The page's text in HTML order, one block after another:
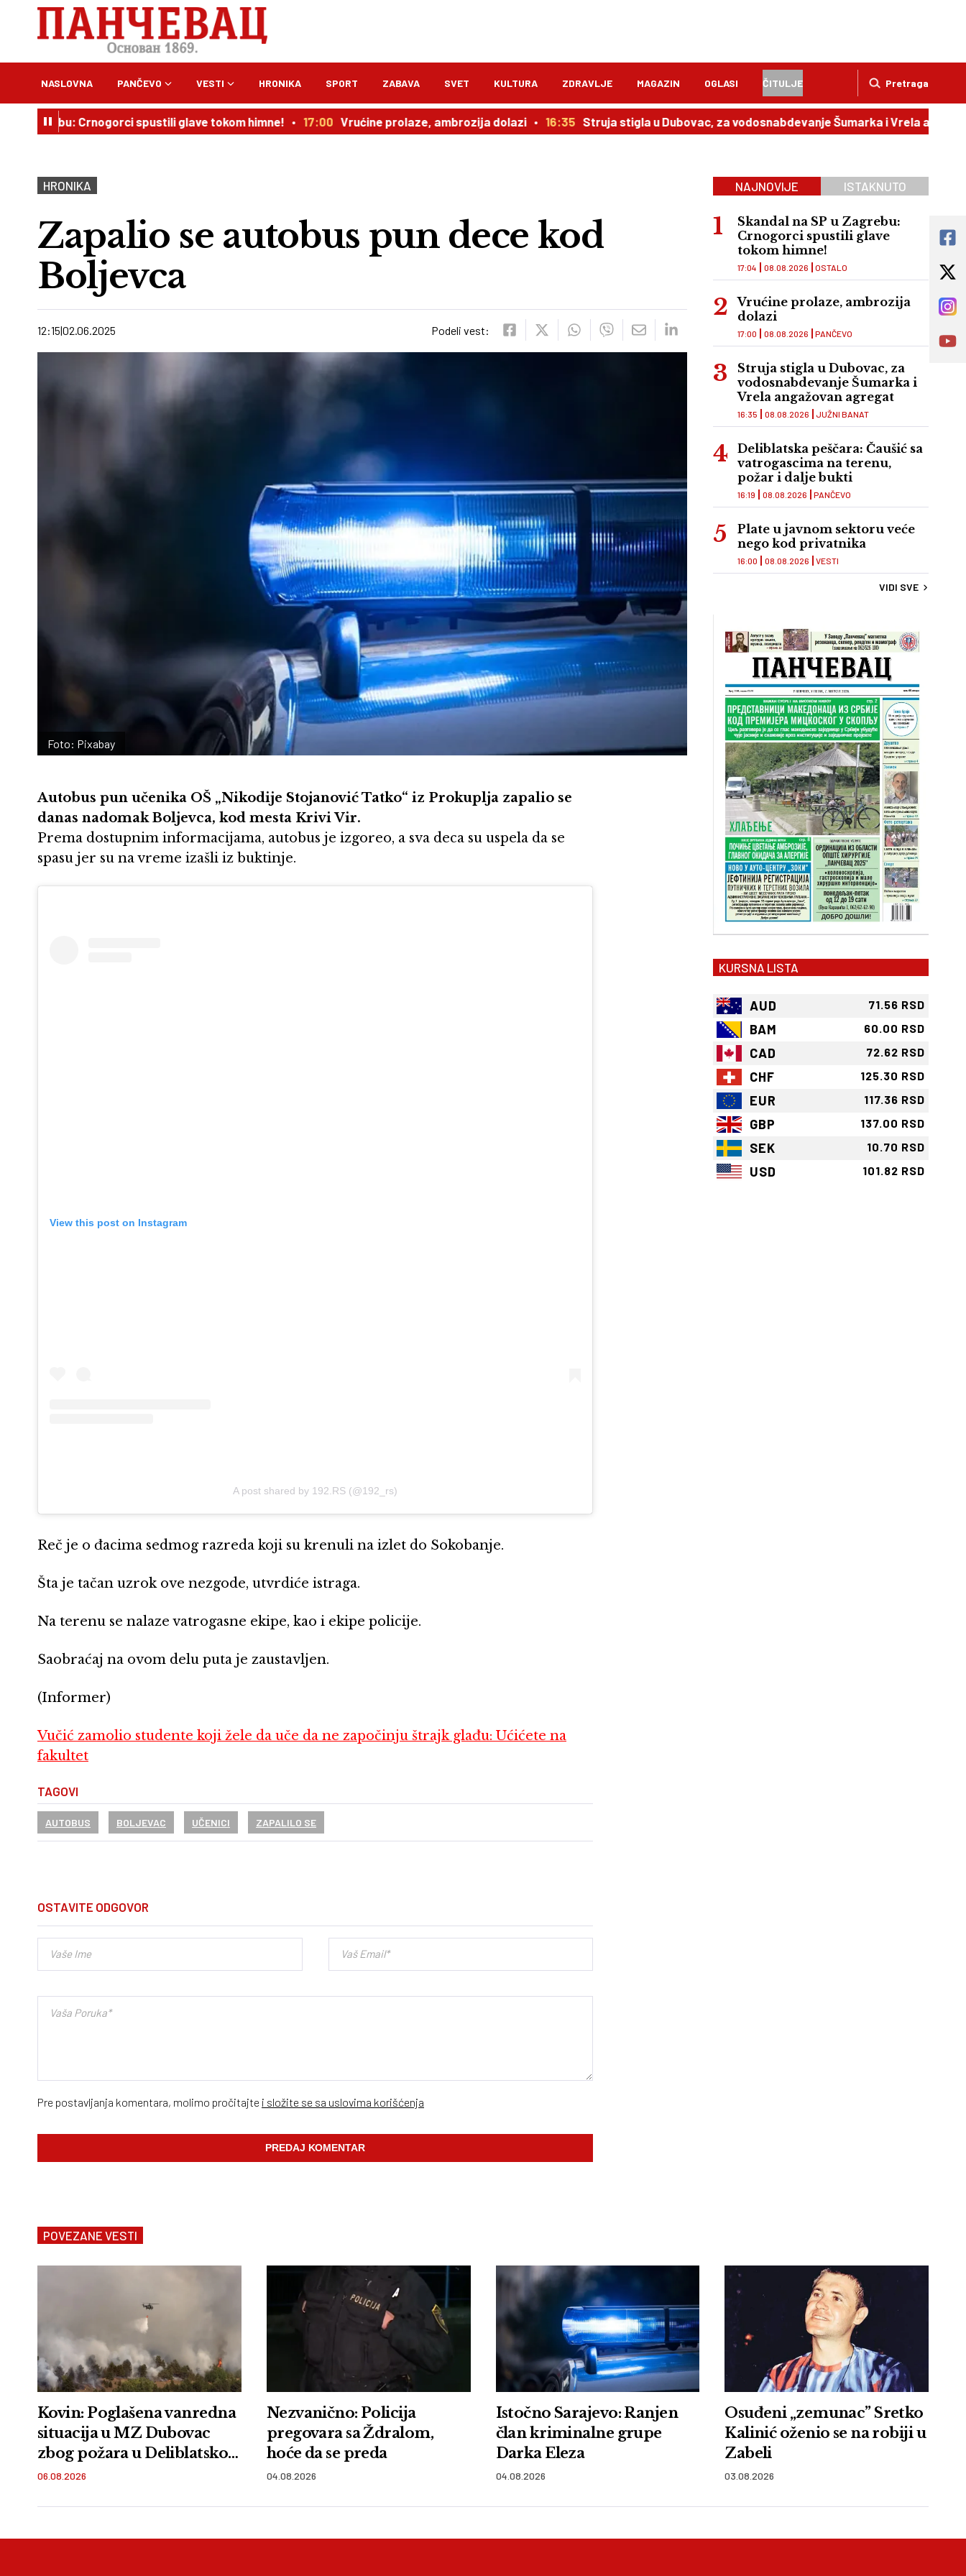
Pretraga
NASLOVNA PANČEVO VESTI HRONIKA SPORT ZABAVA SVET KULTURA ZDRAVLJE MAGAZIN OGLASI ČITULJE
Zagrebu: Crnogorci spustili glave tokom himne! 17:00 Vrućine prolaze, ambrozija dolazi 16:35 Struja stigla u Dubovac, za vodosnabdevanje Šumarka i Vrela
HRONIKA
Zapalio se autobus pun dece kod
Boljevca
12:15 02.06.2025 Podeli vest:
Foto: Pixabay
Autobus pun učenika OŠ „Nikodije Stojanović Tatko“ iz Prokuplja zapalio se
danas nadomak Boljevca, kod mesta Krivi Vir.
Prema dostupnim informacijama, autobus je izgoreo, a sva deca su uspela da se
spasu jer su na vreme izašli iz buktinje.
View this post on Instagram
A post shared by 192.RS (@192_rs)
Reč je o đacima sedmog razreda koji su krenuli na izlet do Sokobanje.
Šta je tačan uzrok ove nezgode, utvrdiće istraga.
Na terenu se nalaze vatrogasne ekipe, kao i ekipe policije.
Saobraćaj na ovom delu puta je zaustavljen.
(Informer)
Vučić zamolio studente koji žele da uče da ne započinju štrajk glađu: Ućićete na
fakultet
TAGOVI
AUTOBUS BOLJEVAC UČENICI ZAPALILO SE
OSTAVITE ODGOVOR
Pre postavljanja komentara, molimo pročitajte i složite se sa uslovima korišćenja
NAJNOVIJE ISTAKNUTO
Skandal na SP u Zagrebu:
Crnogorci spustili glave
tokom himne!
OSTALO
17:04 08.08.2026
Vrućine prolaze, ambrozija
dolazi
PANČEVO
17:00 08.08.2026
Struja stigla u Dubovac, za
vodosnabdevanje Šumarka i
Vrela angažovan agregat
JUŽNI BANAT
16:35 08.08.2026
Deliblatska peščara: Čaušić sa
vatrogascima na terenu,
požar i dalje bukti
PANČEVO
16:19 08.08.2026
Plate u javnom sektoru veće
nego kod privatnika
VESTI
16:00 08.08.2026
VIDI SVE
KURSNA LISTA
AUD 71.56 RSD
BAM 60.00 RSD
CAD 72.62 RSD
CHF 125.30 RSD
EUR 117.36 RSD
GBP 137.00 RSD
SEK 10.70 RSD
USD 101.82 RSD
POVEZANE VESTI
Kovin: Poglašena vanredna
situacija u MZ Dubovac
zbog požara u Deliblatskoj
peščari
06.08.2026
Nezvanično: Policija
pregovara sa Ždralom,
hoće da se preda
04.08.2026
Istočno Sarajevo: Ranjen
član kriminalne grupe
Darka Eleza
04.08.2026
Osuđeni „zemunac” Sretko
Kalinić oženio se na robiji u
Zabeli
03.08.2026